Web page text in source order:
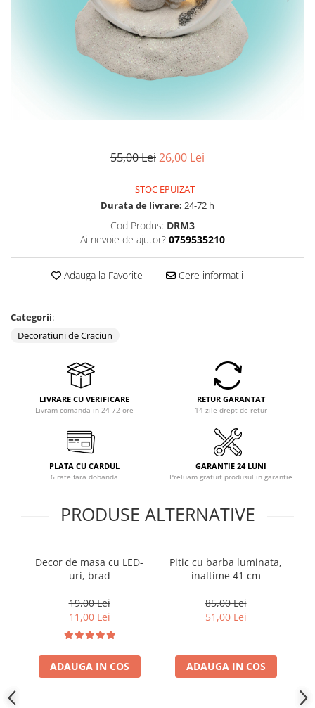
55,00 Lei26,00 Lei
STOC EPUIZAT
Durata de livrare: 24-72 h
Cod Produs: DRM3
Ai nevoie de ajutor? 0759535210
Adauga la Favorite Cere informatii
Categorii:
Decoratiuni de Craciun
LIVRARE CU VERIFICARE
Livram comanda in 24-72 ore
RETUR GARANTAT
14 zile drept de retur
PLATA CU CARDUL
6 rate fara dobanda
GARANTIE 24 LUNI
Preluam gratuit produsul in garantie
PRODUSE ALTERNATIVE
Decor de masa cu LED-
uri, brad
19,00 Lei
11,00 Lei
ADAUGA IN COS
Pitic cu barba luminata,
inaltime 41 cm
85,00 Lei
51,00 Lei
ADAUGA IN COS